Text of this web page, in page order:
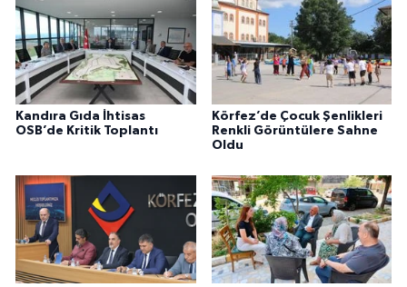
Kandıra Gıda İhtisas
OSB’de Kritik Toplantı
Körfez’de Çocuk Şenlikleri
Renkli Görüntülere Sahne
Oldu